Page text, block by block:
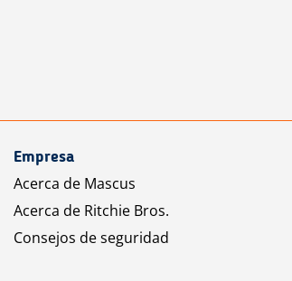
Empresa
Acerca de Mascus
Acerca de Ritchie Bros.
Consejos de seguridad